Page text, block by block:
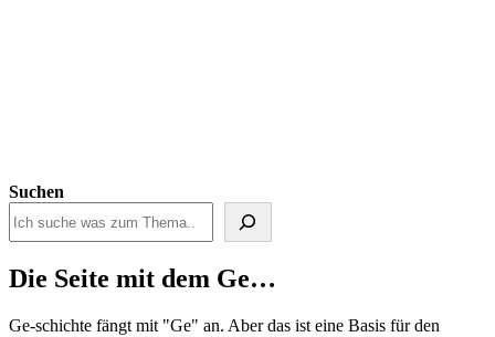
Suchen
Die Seite mit dem Ge…
Ge-schichte fängt mit "Ge" an. Aber das ist eine Basis für den